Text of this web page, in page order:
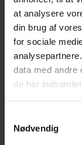
at analysere
din brug af
for sociale
data med andre
de har
Nødvendig
direktører og
UDBYTTE
Mød den
og få
Hent